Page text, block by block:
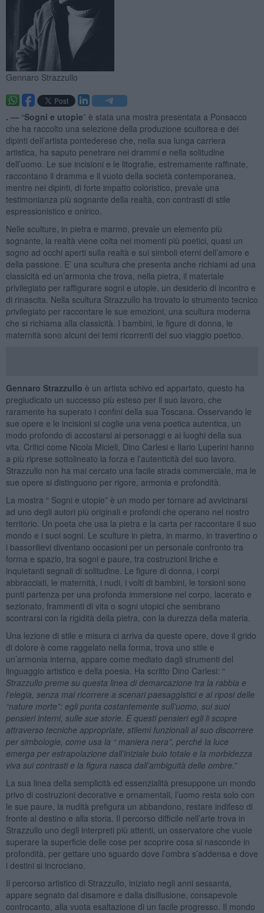
Gennaro Strazzullo
. — “Sogni e utopie” è stata una mostra presentata a Ponsacco
che ha raccolto una selezione della produzione scultorea e dei
dipinti dell’artista pontederese che, nella sua lunga carriera
artistica, ha saputo penetrare nei drammi e nella solitudine
dell’uomo. Le sue incisioni e le litografie, estremamente raffinate,
raccontano il dramma e il vuoto della società contemporanea,
mentre nei dipinti, di forte impatto coloristico, prevale una
testimonianza più sognante della realtà, con contrasti di stile
espressionistico e onirico.
Nelle sculture, in pietra e marmo, prevale un elemento più
sognante, la realtà viene colta nei momenti più poetici, quasi un
sogno ad occhi aperti sulla realtà e sui simboli eterni dell’amore e
della passione. E’ una scultura che presenta anche richiami ad una
classicità ed un’armonia che trova, nella pietra, il materiale
privilegiato per raffigurare sogni e utopie, un desiderio di incontro e
di rinascita. Nella scultura Strazzullo ha trovato lo strumento tecnico
privilegiato per raccontare le sue emozioni, una scultura moderna
che si richiama alla classicità. I bambini, le figure di donna, le
maternità sono alcuni dei temi ricorrenti del suo viaggio poetico.
Gennaro Strazzullo è un artista schivo ed appartato, questo ha
pregiudicato un successo più esteso per il suo lavoro, che
raramente ha superato i confini della sua Toscana. Osservando le
sue opere e le incisioni si coglie una vena poetica autentica, un
modo profondo di accostarsi ai personaggi e ai luoghi della sua
vita. Critici come Nicola Micieli, Dino Carlesi e Ilario Luperini hanno
a più riprese sottolineato la forza e l’autenticità del suo lavoro.
Strazzullo non ha mai cercato una facile strada commerciale, ma le
sue opere si distinguono per rigore, armonia e profondità.
La mostra “ Sogni e utopie” è un modo per tornare ad avvicinarsi
ad uno degli autori più originali e profondi che operano nel nostro
territorio. Un poeta che usa la pietra e la carta per raccontare il suo
mondo e i suoi sogni. Le sculture in pietra, in marmo, in travertino o
i bassorilievi diventano occasioni per un personale confronto tra
forma e spazio, tra sogni e paure, tra costruzioni liriche e
inquietanti segnali di solitudine. Le figure di donna, i corpi
abbracciati, le maternità, i nudi, i volti di bambini, le torsioni sono
punti partenza per una profonda immersione nel corpo, lacerato e
sezionato, frammenti di vita o sogni utopici che sembrano
scontrarsi con la rigidità della pietra, con la durezza della materia.
Una lezione di stile e misura ci arriva da queste opere, dove il grido
di dolore è come raggelato nella forma, trova uno stile e
un’armonia interna, appare come mediato dagli strumenti del
linguaggio artistico e della poesia. Ha scritto Dino Carlesi: “
Strazzullo preme su questa linea di demarcazione tra la rabbia e
l’elegia, senza mai ricorrere a scenari paesaggistici e ai riposi delle
“nature morte”: egli punta costantemente sull’uomo, sui suoi
pensieri interni, sulle sue storie. E questi pensieri egli li scopre
attraverso tecniche appropriate, stilemi funzionali al suo discorrere
per simbologie, come usa la “ maniera nera”, perché la luce
emerga per estrapolazione dall’iniziale buio totale e la morbidezza
viva sui contrasti e la figura nasca dall’ambiguità delle ombre.”
La sua linea della semplicità ed essenzialità presuppone un mondo
privo di costruzioni decorative e ornamentali, l’uomo resta solo con
le sue paure, la nudità prefigura un abbandono, restare indifeso di
fronte al destino e alla storia. Il percorso difficile nell’arte trova in
Strazzullo uno degli interpreti più attenti, un osservatore che vuole
superare la superficie delle cose per scoprire cosa si nasconde in
profondità, per gettare uno sguardo dove l’ombra s’addensa e dove
i destini si incrociano.
Il percorso artistico di Strazzullo, iniziato negli anni sessanta,
appare segnato dal disamore e dalla disillusione, consapevole
controcanto, alla vuota esaltazione di un facile progresso. Il mondo